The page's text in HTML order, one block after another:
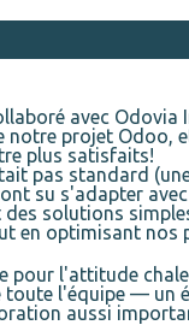
avec Odovia
notre projet Odoo,
plus satisfaits!
pas standard
su s'adapter
solutions
en optimisant nos
pour l'attitude
toute l'équipe — un
aussi